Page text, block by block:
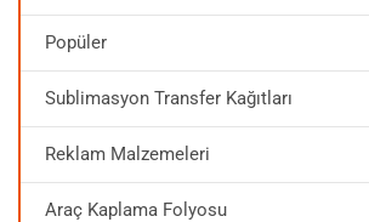
Popüler
Sublimasyon Transfer Kağıtları
Reklam Malzemeleri
Araç Kaplama Folyosu